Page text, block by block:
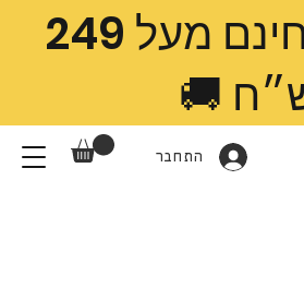
התחבר
משלוח חינם מעל 249
🚚